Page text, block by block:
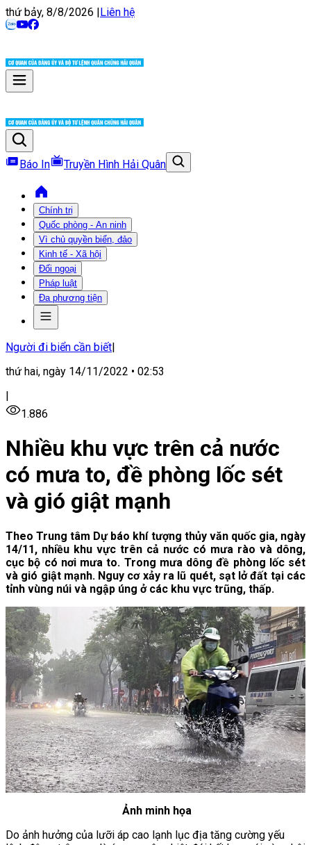
thứ bảy, 8/8/2026 |Liên hệ
Báo In Truyền Hình Hải Quân
Chính trị
Quốc phòng - An ninh
Vì chủ quyền biển, đảo
Kinh tế - Xã hội
Đối ngoại
Pháp luật
Đa phương tiện
Người đi biển cần biết|
thứ hai, ngày 14/11/2022 • 02:53
|
1.886
Nhiều khu vực trên cả nước
có mưa to, đề phòng lốc sét
và gió giật mạnh
Theo Trung tâm Dự báo khí tượng thủy văn quốc gia, ngày
14/11, nhiều khu vực trên cả nước có mưa rào và dông,
cục bộ có nơi mưa to. Trong mưa dông đề phòng lốc sét
và gió giật mạnh. Nguy cơ xảy ra lũ quét, sạt lở đất tại các
tỉnh vùng núi và ngập úng ở các khu vực trũng, thấp.
Ảnh minh họa
Do ảnh hưởng của lưỡi áp cao lạnh lục địa tăng cường yếu